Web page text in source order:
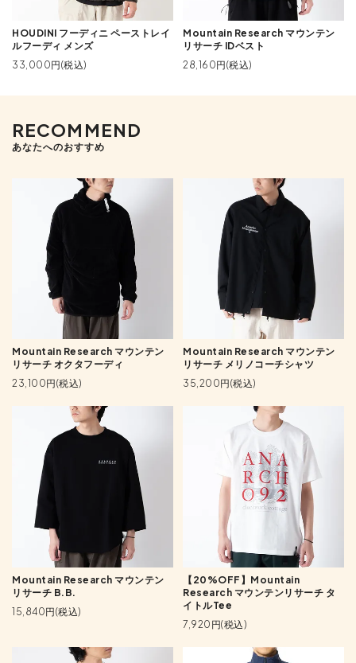
HOUDINI フーディニ ペーストレイ
ルフーディ メンズ
33,000円(税込)
Mountain Research マウンテン
リサーチ IDベスト
28,160円(税込)
RECOMMEND
あなたへのおすすめ
Mountain Research マウンテン
リサーチ オクタフーディ
23,100円(税込)
Mountain Research マウンテン
リサーチ メリノコーチシャツ
35,200円(税込)
Mountain Research マウンテン
リサーチ B.B.
15,840円(税込)
【20%OFF】Mountain
Research マウンテンリサーチ タ
イトルTee
7,920円(税込)